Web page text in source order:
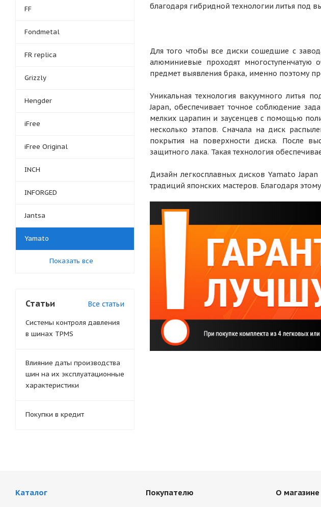
благодаря гибридной технологии литья под
Для того чтобы все диски сошедшие с
алюминиевые проходят многоступенчатую
предмет выявления брака, именно поэтому
Уникальная технология вакуумного литья
Japan, обеспечивает точное соблюдение
мелких царапин и заусенцев с помощью
несколько этапов. Сначала на диск
покрытия на поверхности диска. После
защитного лака. Такая технология
Дизайн легкосплавных дисков Yamato
традиций японских мастеров. Благодаря
FF
Fondmetal
FR replica
Grizzly
Hengder
iFree
iFree Original
INCH
INFORGED
Jantsa
Yamato
Показать все
Статьи Все статьи
Системы контроля давления
в шинах TPMS
Влияние даты производства
шин на их эксплуатационные
характеристики
Покупки в кредит
Каталог Покупателю О магазине